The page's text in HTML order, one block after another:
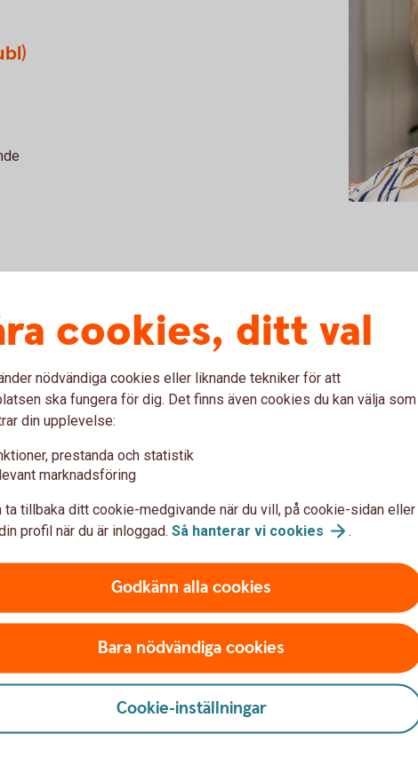
styrelseordförande
direktör
cookies, ditt val
nödvändiga cookies eller liknande tekniker för att
ska fungera för dig. Det finns även cookies du kan välja som
din upplevelse:
prestanda och statistik
marknadsföring
ta tillbaka ditt cookie-medgivande när du vill, på cookie-sidan eller
profil när du är inloggad. Så hanterar vi cookies .
Godkänn alla cookies
Bara nödvändiga cookies
Cookie-inställningar